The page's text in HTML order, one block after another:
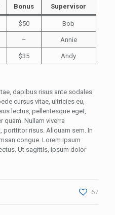
Bonus Supervisor
$50 Bob
– Annie
$35 Andy
dapibus risus ante sodales
cursus vitae, ultricies eu,
lectus, pellentesque eget,
quam. Nullam viverra
porttitor risus. Aliquam sem. In
congue. Lorem ipsum
Ut sagittis, ipsum dolor
67